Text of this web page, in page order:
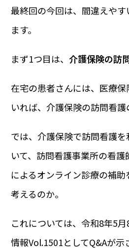
最終回の今回は、間違えや
ます。
まず1つ目は、 介護保険の訪
在宅の患者さんには、医療
いれば、介護保険の訪問看護
では、介護保険で訪問看護
いて、訪問看護事業所の看
によるオンライン診療の補
考えるのか。
これについては、令和8年5
情報Vol.1501としてQ&Aが示